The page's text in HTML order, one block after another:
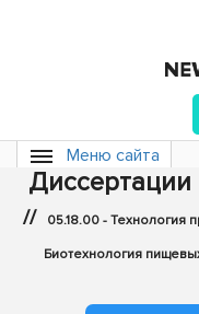
Меню сайта
Диссертации
// 05.18.00 - Технология
Биотехнология